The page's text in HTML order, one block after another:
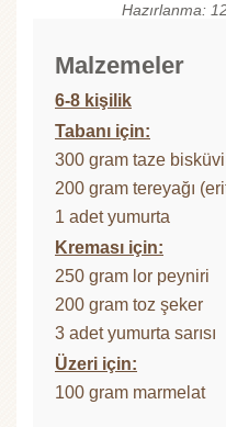
Hazırlanma:
Malzemeler
6-8 kişilik
Tabanı için:
300 gram taze bisküvi
200 gram tereyağı
1 adet yumurta
Kreması için:
250 gram lor peyniri
200 gram toz şeker
3 adet yumurta sarısı
Üzeri için:
100 gram marmelat